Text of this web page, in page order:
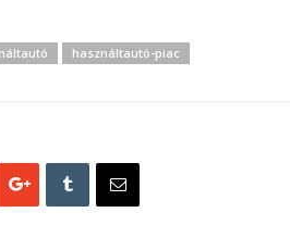
használtautó-piac